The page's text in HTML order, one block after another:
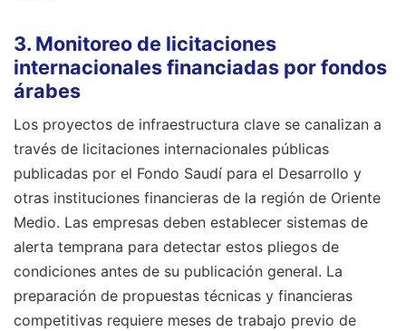
3. Monitoreo de licitaciones
internacionales financiadas por fondos
árabes
Los proyectos de infraestructura clave se canalizan a
través de licitaciones internacionales públicas
publicadas por el Fondo Saudí para el Desarrollo y
otras instituciones financieras de la región de Oriente
Medio. Las empresas deben establecer sistemas de
alerta temprana para detectar estos pliegos de
condiciones antes de su publicación general. La
preparación de propuestas técnicas y financieras
competitivas requiere meses de trabajo previo de